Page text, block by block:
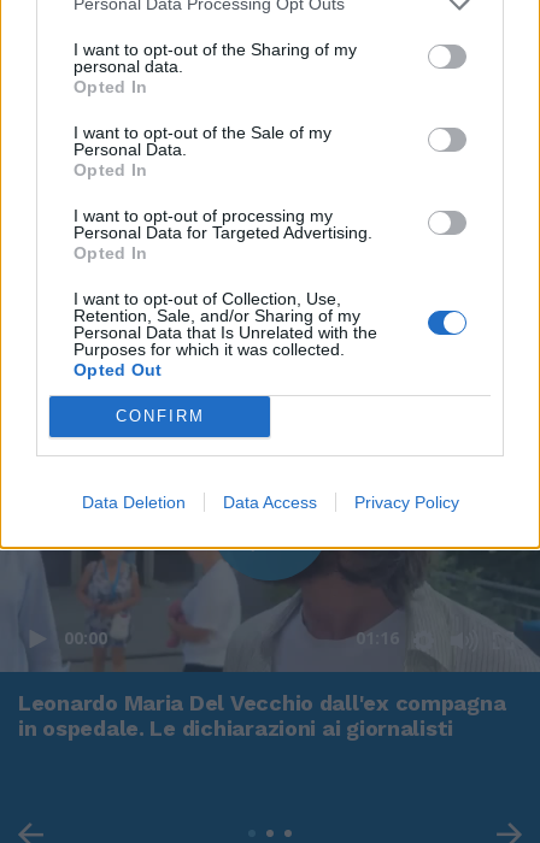
I want to opt-out of the Sharing of my
personal data.
Opted In
I want to opt-out of the Sale of my
Personal Data.
Opted In
I want to opt-out of processing my
Personal Data for Targeted Advertising.
Opted In
I want to opt-out of Collection, Use,
Retention, Sale, and/or Sharing of my
Personal Data that Is Unrelated with the
Purposes for which it was collected.
Opted Out
CONFIRM
Data Deletion Data Access Privacy Policy
00:00 01:16
Leonardo Maria Del Vecchio dall'ex compagna
in ospedale. Le dichiarazioni ai giornalisti